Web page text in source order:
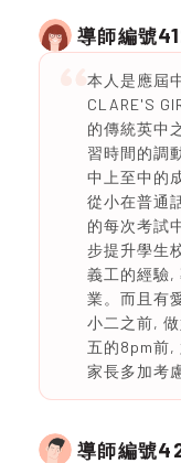
導師編號
本人是應屆
CLARE'S
的傳統英中
習時間的調
中上至中的
從小在普通
的每次考試
步提升學生
義工的經驗,
業。而且有
小二之前,
五的8pm前,
家長多加考
導師編號